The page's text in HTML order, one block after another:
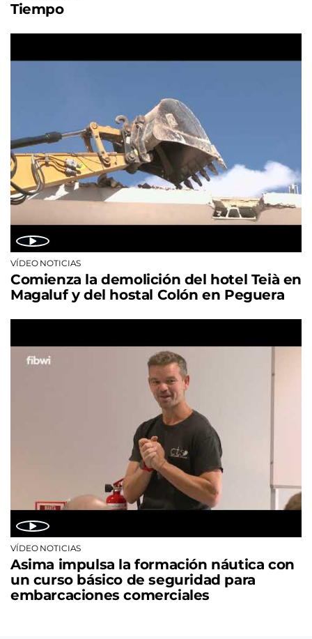
Tiempo
VÍDEO NOTICIAS
Comienza la demolición del hotel Teià en
Magaluf y del hostal Colón en Peguera
VÍDEO NOTICIAS
Asima impulsa la formación náutica con
un curso básico de seguridad para
embarcaciones comerciales